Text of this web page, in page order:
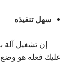
سهل تنفيذه
عليك فعله هو